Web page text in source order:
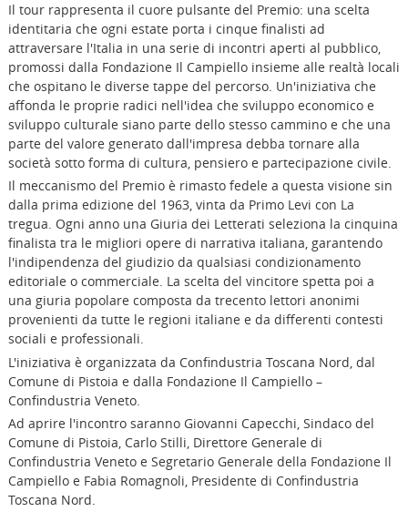
Il tour rappresenta il cuore pulsante del Premio: una scelta
identitaria che ogni estate porta i cinque finalisti ad
attraversare l'Italia in una serie di incontri aperti al pubblico,
promossi dalla Fondazione Il Campiello insieme alle realtà locali
che ospitano le diverse tappe del percorso. Un'iniziativa che
affonda le proprie radici nell'idea che sviluppo economico e
sviluppo culturale siano parte dello stesso cammino e che una
parte del valore generato dall'impresa debba tornare alla
società sotto forma di cultura, pensiero e partecipazione civile.
Il meccanismo del Premio è rimasto fedele a questa visione sin
dalla prima edizione del 1963, vinta da Primo Levi con La
tregua. Ogni anno una Giuria dei Letterati seleziona la cinquina
finalista tra le migliori opere di narrativa italiana, garantendo
l'indipendenza del giudizio da qualsiasi condizionamento
editoriale o commerciale. La scelta del vincitore spetta poi a
una giuria popolare composta da trecento lettori anonimi
provenienti da tutte le regioni italiane e da differenti contesti
sociali e professionali.
L'iniziativa è organizzata da Confindustria Toscana Nord, dal
Comune di Pistoia e dalla Fondazione Il Campiello –
Confindustria Veneto.
Ad aprire l'incontro saranno Giovanni Capecchi, Sindaco del
Comune di Pistoia, Carlo Stilli, Direttore Generale di
Confindustria Veneto e Segretario Generale della Fondazione Il
Campiello e Fabia Romagnoli, Presidente di Confindustria
Toscana Nord.